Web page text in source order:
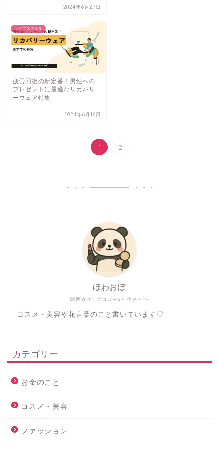
2024年6月27日
ライフスタイル
疲労回復の新定番！男性への
プレゼントに最適なリカバリ
ーウェア特集
2024年6月16日
1 2
関西在住♀ブロガー3年生ᝰ✍︎꙳⋆
ほわおぽ
コスメ・美容や花言葉のこと書いています♡
カテゴリー
お金のこと
コスメ・美容
ファッション